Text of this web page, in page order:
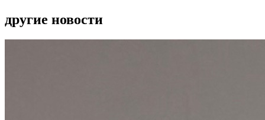
другие новости